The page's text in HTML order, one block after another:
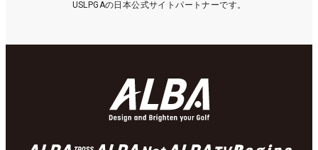
USLPGAの日本公式サイトパートナーです。